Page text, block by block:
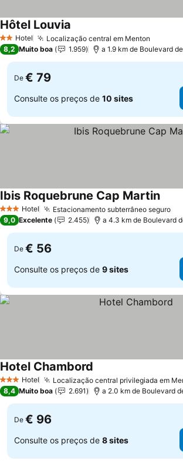
2 Estrelas
Hotel Localização central em Menton
Hôtel Louvia
8,2 Muito boa 1.959 a 1.9 km de Boulevard
De € 79
Consulte os preços de 10 sites
3 EstrelasHotel Estacionamento subterrâneo seguro
Ibis Roquebrune Cap Martin
9,0 Excelente 2.455 a 4.3 km de Boulevard
De € 56
Consulte os preços de 9 sites
3 EstrelasHotel Localização central privilegiada em
Hotel Chambord
8,4 Muito boa 2.691 a 2.0 km de Boulevard
De € 96
Consulte os preços de 8 sites